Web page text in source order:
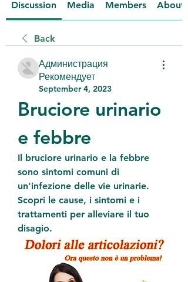
Discussion Media Members About
Back
Администрация
Рекомендует
September 4, 2023
Bruciore urinario
e febbre
Il bruciore urinario e la febbre
sono sintomi comuni di
un'infezione delle vie urinarie.
Scopri le cause, i sintomi e i
trattamenti per alleviare il tuo
disagio.